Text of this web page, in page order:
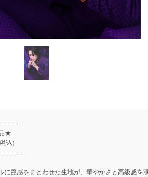
★
込)
に艶感をまとわせた生地が、華やかさと高級感を